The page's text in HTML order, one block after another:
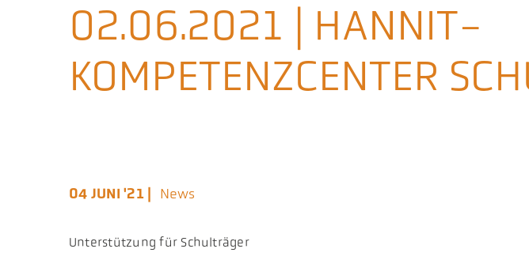
02.06.2021 | HANNIT-
KOMPETENZCENTER
04 JUNI '21 | News
Unterstützung für Schulträger